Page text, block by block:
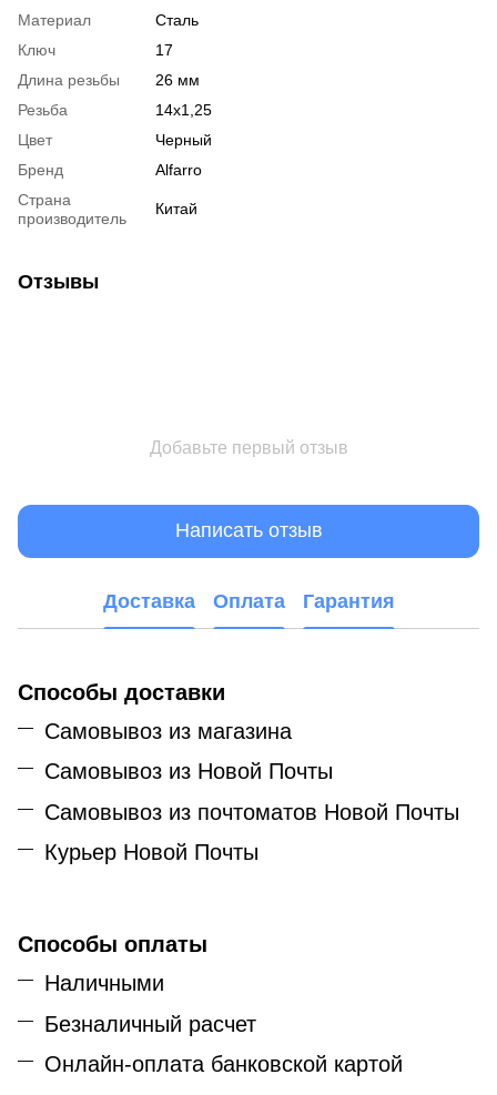
Материал
Сталь
Ключ
17
Длина резьбы
26 мм
Резьба
14x1,25
Цвет
Черный
Бренд
Alfarro
Страна
производитель
Китай
Отзывы
Добавьте первый отзыв
Написать отзыв
Доставка Оплата Гарантия
Способы доставки
Самовывоз из магазина
Самовывоз из Новой Почты
Самовывоз из почтоматов Новой Почты
Курьер Новой Почты
Способы оплаты
Наличными
Безналичный расчет
Онлайн-оплата банковской картой